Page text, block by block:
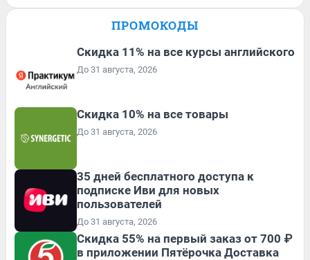
ПРОМОКОДЫ
Скидка 11% на все курсы английского
До 31 августа, 2026
Скидка 10% на все товары
До 31 августа, 2026
35 дней бесплатного доступа к
подписке Иви для новых
пользователей
До 31 августа, 2026
Скидка 55% на первый заказ от 700 ₽
в приложении Пятёрочка Доставка